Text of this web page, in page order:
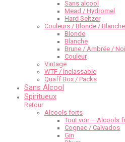
Sans alcool
Mead / Hydromel
Hard Seltzer
Couleurs / Blonde /
Blonde
Blanche
Brune / Ambrée /
Couleur
Vintage
WTF / Inclassable
Quaff Box / Packs
Sans Alcool
Spiritueux
Retour
Alcools forts
Tout voir – Alcools
Cognac / Calvados
Gin